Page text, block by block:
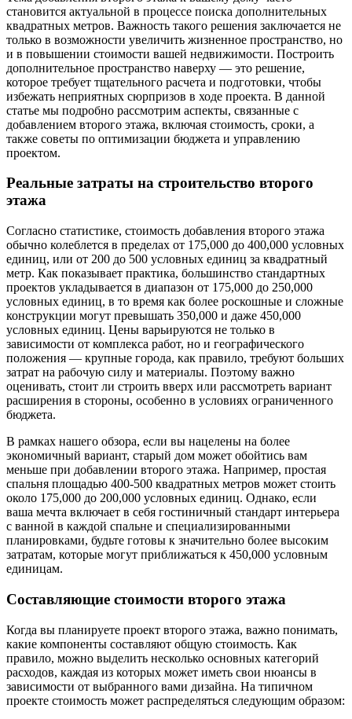
становится актуальной в процессе поиска дополнительных
квадратных метров. Важность такого решения заключается не
только в возможности увеличить жизненное пространство, но
и в повышении стоимости вашей недвижимости. Построить
дополнительное пространство наверху — это решение,
которое требует тщательного расчета и подготовки, чтобы
избежать неприятных сюрпризов в ходе проекта. В данной
статье мы подробно рассмотрим аспекты, связанные с
добавлением второго этажа, включая стоимость, сроки, а
также советы по оптимизации бюджета и управлению
проектом.
Реальные затраты на строительство второго
этажа
Согласно статистике, стоимость добавления второго этажа
обычно колеблется в пределах от 175,000 до 400,000 условных
единиц, или от 200 до 500 условных единиц за квадратный
метр. Как показывает практика, большинство стандартных
проектов укладывается в диапазон от 175,000 до 250,000
условных единиц, в то время как более роскошные и сложные
конструкции могут превышать 350,000 и даже 450,000
условных единиц. Цены варьируются не только в
зависимости от комплекса работ, но и географического
положения — крупные города, как правило, требуют больших
затрат на рабочую силу и материалы. Поэтому важно
оценивать, стоит ли строить вверх или рассмотреть вариант
расширения в стороны, особенно в условиях ограниченного
бюджета.
В рамках нашего обзора, если вы нацелены на более
экономичный вариант, старый дом может обойтись вам
меньше при добавлении второго этажа. Например, простая
спальня площадью 400-500 квадратных метров может стоить
около 175,000 до 200,000 условных единиц. Однако, если
ваша мечта включает в себя гостиничный стандарт интерьера
с ванной в каждой спальне и специализированными
планировками, будьте готовы к значительно более высоким
затратам, которые могут приближаться к 450,000 условным
единицам.
Составляющие стоимости второго этажа
Когда вы планируете проект второго этажа, важно понимать,
какие компоненты составляют общую стоимость. Как
правило, можно выделить несколько основных категорий
расходов, каждая из которых может иметь свои нюансы в
зависимости от выбранного вами дизайна. На типичном
проекте стоимость может распределяться следующим образом: